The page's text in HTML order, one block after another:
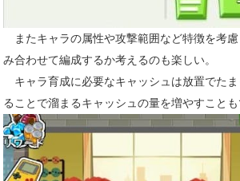
またキャラの属性や攻撃範囲など特徴を考慮
み合わせて編成するか考えるのも楽しい。
キャラ育成に必要なキャッシュは放置でた
ることで溜まるキャッシュの量を増やすことも